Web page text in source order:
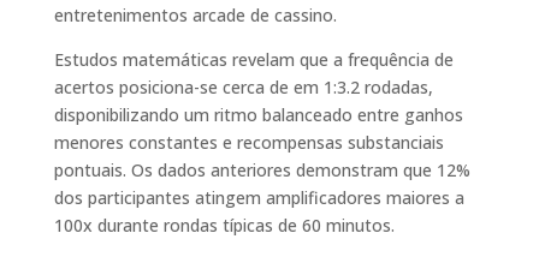
entretenimentos arcade de cassino.
Estudos matemáticas revelam que a frequência de
acertos posiciona-se cerca de em 1:3.2 rodadas,
disponibilizando um ritmo balanceado entre ganhos
menores constantes e recompensas substanciais
pontuais. Os dados anteriores demonstram que 12%
dos participantes atingem amplificadores maiores a
100x durante rondas típicas de 60 minutos.